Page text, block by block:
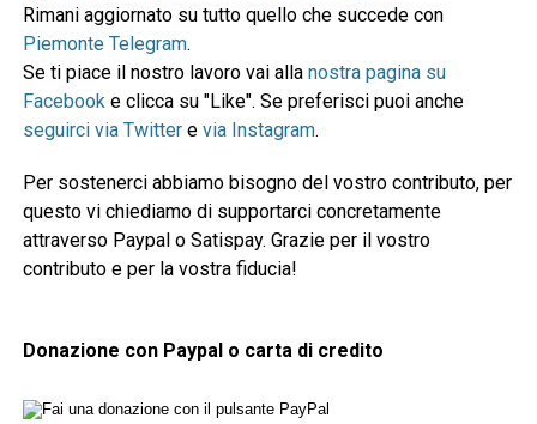
Rimani aggiornato su tutto quello che succede con
Piemonte Telegram.
Se ti piace il nostro lavoro vai alla nostra pagina su
Facebooke clicca su "Like". Se preferisci puoi anche
seguirci via Twittere via Instagram.
Per sostenerci abbiamo bisogno del vostro contributo, per
questo vi chiediamo di supportarci concretamente
attraverso Paypal o Satispay. Grazie per il vostro
contributo e per la vostra fiducia!
Donazione con Paypal o carta di credito